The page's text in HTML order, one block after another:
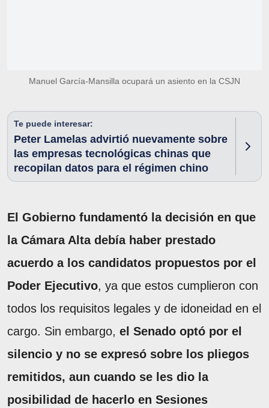
Manuel García-Mansilla ocupará un asiento en la CSJN
Te puede interesar:
Peter Lamelas advirtió nuevamente sobre
las empresas tecnológicas chinas que
recopilan datos para el régimen chino
El Gobierno fundamentó la decisión en que
la Cámara Alta debía haber prestado
acuerdo a los candidatos propuestos por el
Poder Ejecutivo, ya que estos cumplieron con
todos los requisitos legales y de idoneidad en el
cargo. Sin embargo, el Senado optó por el
silencio y no se expresó sobre los pliegos
remitidos, aun cuando se les dio la
posibilidad de hacerlo en Sesiones